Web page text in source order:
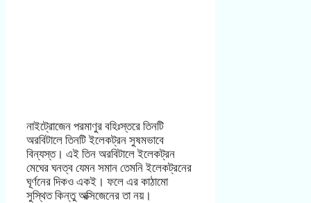
নাইট্রোজেন পরমাণুর বহিঃস্তরে তিনটি
অরবিটালে তিনটি ইলেকট্রন সুষমভাবে
বিন্যস্ত। এই তিন অরবিটালে ইলেকট্রন
মেঘের ঘনত্ব যেমন সমান তেমনি ইলেকট্রনের
ঘূর্ণনের দিকও একই। ফলে এর কাঠামো
সুস্থিত কিন্তু অক্সিজেনের তা নয়।